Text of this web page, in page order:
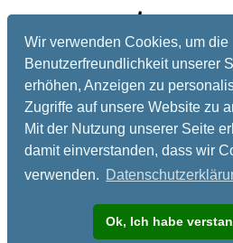
Wir verwenden Cookies, um die
Benutzerfreundlichkeit unserer
erhöhen, Anzeigen zu
Zugriffe auf unsere Website zu
Mit der Nutzung unserer Seite
damit einverstanden, dass wir
verwenden.
Ok, Ich habe
Registrieren